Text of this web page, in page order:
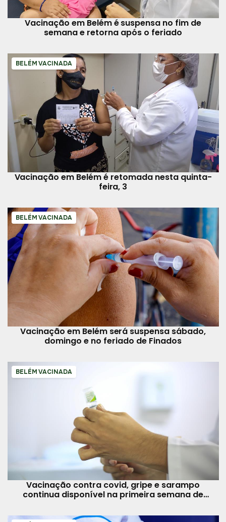
Vacinação em Belém é suspensa no fim de
semana e retorna após o feriado
BELÉM VACINADA
Vacinação em Belém é retomada nesta quinta-
feira, 3
BELÉM VACINADA
Vacinação em Belém será suspensa sábado,
domingo e no feriado de Finados
BELÉM VACINADA
Vacinação contra covid, gripe e sarampo
continua disponível na primeira semana de